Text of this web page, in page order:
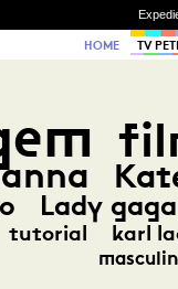
HOME TV
Lady gaga
tutorial karl